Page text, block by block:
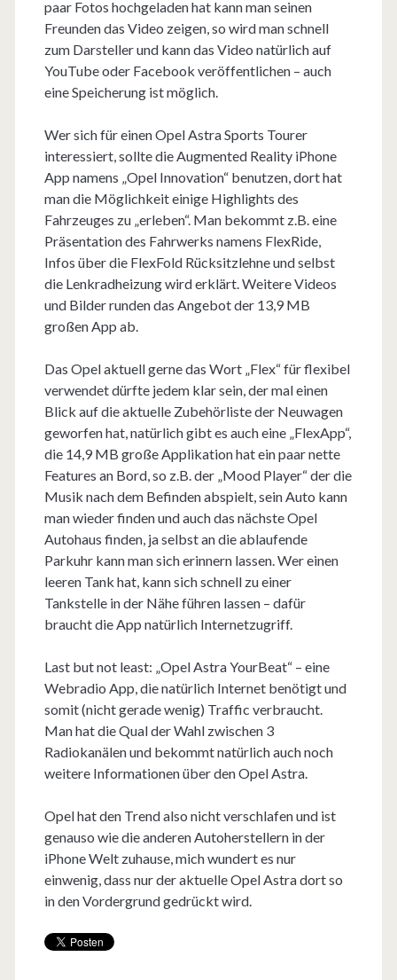
paar Fotos hochgeladen hat kann man seinen
Freunden das Video zeigen, so wird man schnell
zum Darsteller und kann das Video natürlich auf
YouTube oder Facebook veröffentlichen – auch
eine Speicherung ist möglich.
Wer sich für einen Opel Astra Sports Tourer
interessiert, sollte die Augmented Reality iPhone
App namens „Opel Innovation“ benutzen, dort hat
man die Möglichkeit einige Highlights des
Fahrzeuges zu „erleben“. Man bekommt z.B. eine
Präsentation des Fahrwerks namens FlexRide,
Infos über die FlexFold Rücksitzlehne und selbst
die Lenkradheizung wird erklärt. Weitere Videos
und Bilder runden das Angebot der 13,9 MB
großen App ab.
Das Opel aktuell gerne das Wort „Flex“ für flexibel
verwendet dürfte jedem klar sein, der mal einen
Blick auf die aktuelle Zubehörliste der Neuwagen
geworfen hat, natürlich gibt es auch eine „FlexApp“,
die 14,9 MB große Applikation hat ein paar nette
Features an Bord, so z.B. der „Mood Player“ der die
Musik nach dem Befinden abspielt, sein Auto kann
man wieder finden und auch das nächste Opel
Autohaus finden, ja selbst an die ablaufende
Parkuhr kann man sich erinnern lassen. Wer einen
leeren Tank hat, kann sich schnell zu einer
Tankstelle in der Nähe führen lassen – dafür
braucht die App natürlich Internetzugriff.
Last but not least: „Opel Astra YourBeat“ – eine
Webradio App, die natürlich Internet benötigt und
somit (nicht gerade wenig) Traffic verbraucht.
Man hat die Qual der Wahl zwischen 3
Radiokanälen und bekommt natürlich auch noch
weitere Informationen über den Opel Astra.
Opel hat den Trend also nicht verschlafen und ist
genauso wie die anderen Autoherstellern in der
iPhone Welt zuhause, mich wundert es nur
einwenig, dass nur der aktuelle Opel Astra dort so
in den Vordergrund gedrückt wird.